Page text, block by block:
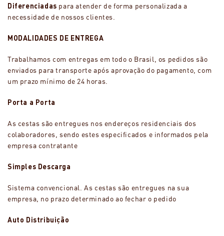
Diferenciadas para atender de forma personalizada a
necessidade de nossos clientes.
MODALIDADES DE ENTREGA
Trabalhamos com entregas em todo o Brasil, os pedidos são
enviados para transporte após aprovação do pagamento, com
um prazo mínimo de 24 horas.
Porta a Porta
As cestas são entregues nos endereços residenciais dos
colaboradores, sendo estes especificados e informados pela
empresa contratante
Simples Descarga
Sistema convencional. As cestas são entregues na sua
empresa, no prazo determinado ao fechar o pedido
Auto Distribuição